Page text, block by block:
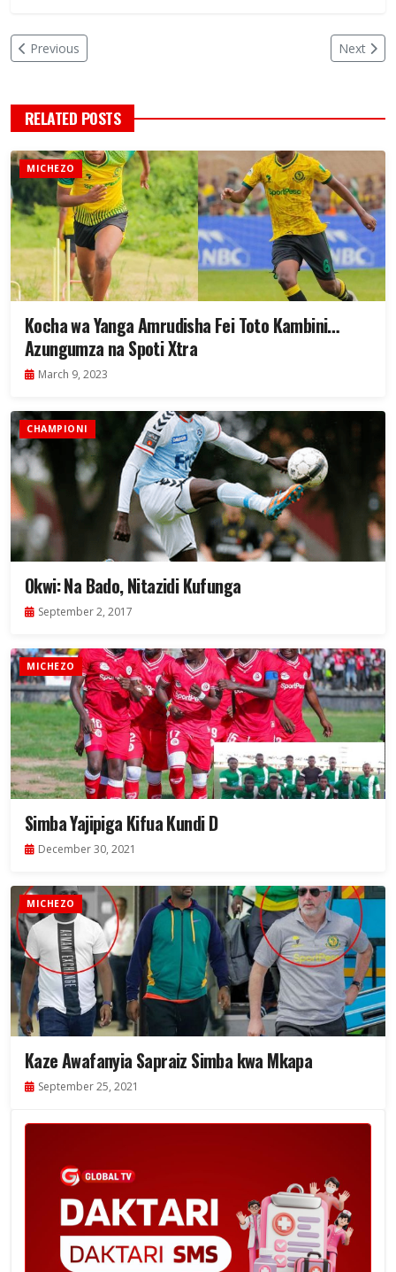
Previous Next
RELATED POSTS
MICHEZO
Kocha wa Yanga Amrudisha Fei Toto Kambini…
Azungumza na Spoti Xtra
March 9, 2023
CHAMPIONI
Okwi: Na Bado, Nitazidi Kufunga
September 2, 2017
MICHEZO
Simba Yajipiga Kifua Kundi D
December 30, 2021
MICHEZO
Kaze Awafanyia Sapraiz Simba kwa Mkapa
September 25, 2021